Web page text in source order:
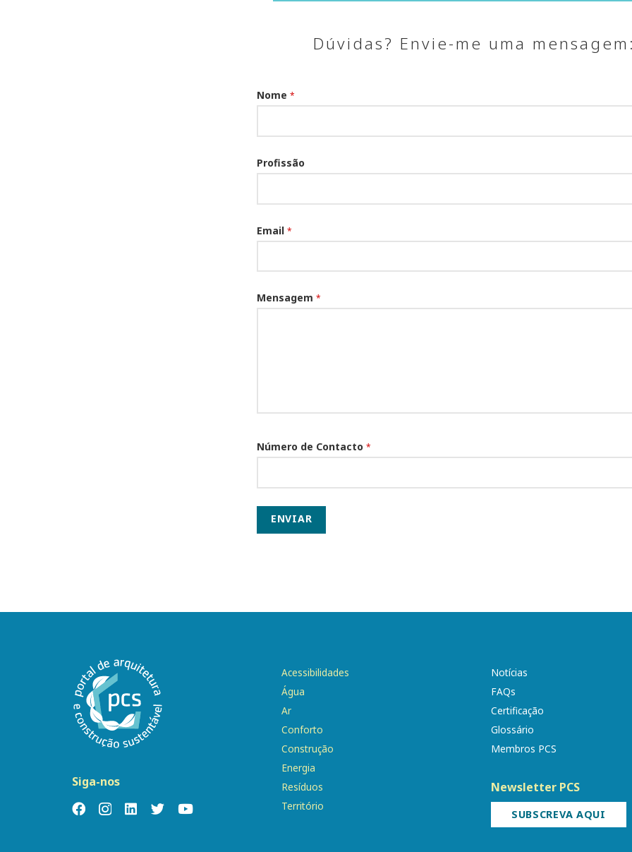
Dúvidas? Envie-me uma mensagem:
Nome *
Profissão
Email *
Mensagem *
Número de Contacto *
ENVIAR
Siga-nos
Acessibilidades
Água
Ar
Conforto
Construção
Energia
Resíduos
Território
Notícias
FAQs
Certificação
Glossário
Membros PCS
Newsletter PCS
SUBSCREVA AQUI